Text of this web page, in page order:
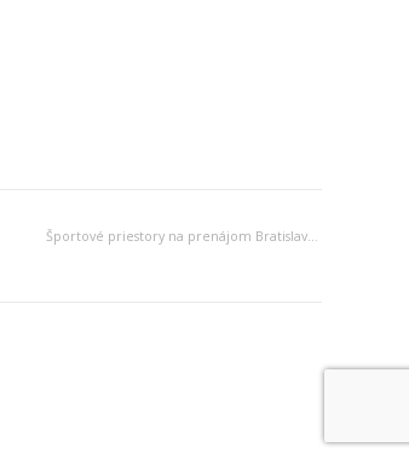
Športové priestory na prenájom Bratislava IV